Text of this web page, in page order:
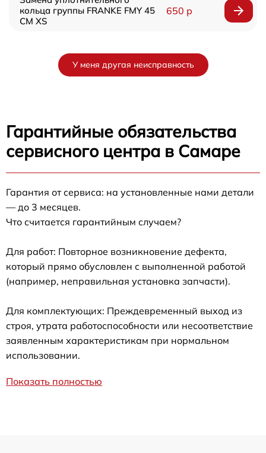
кольца группы FRANKE FMY 45
CM XS
650 р
У меня другая неисправность
Гарантийные обязательства
сервисного центра в Самаре
Гарантия от сервиса: на установленные нами детали
— до 3 месяцев.
Что считается гарантийным случаем?
Для работ: Повторное возникновение дефекта,
который прямо обусловлен с выполненной работой
(например, неправильная установка запчасти).
Для комплектующих: Преждевременный выход из
строя, утрата работоспособности или несоответствие
заявленным характеристикам при нормальном
использовании.
Показать полностью